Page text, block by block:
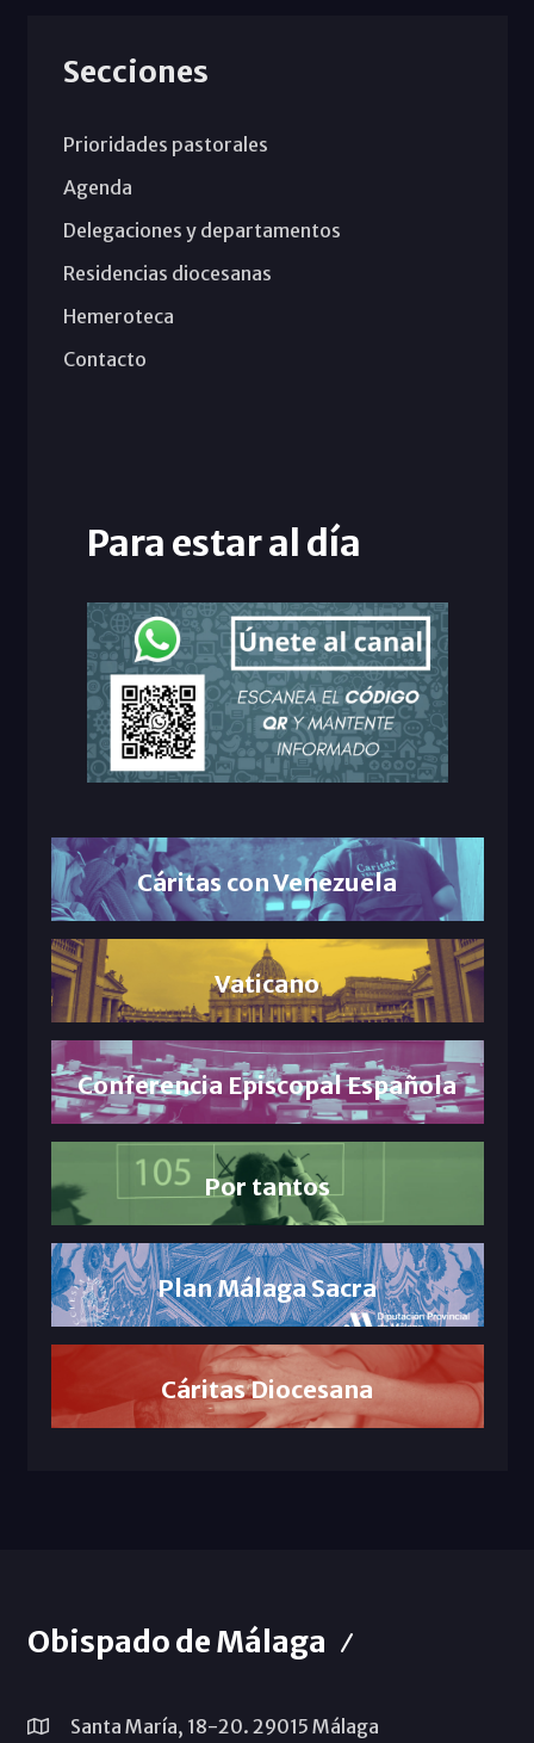
Secciones
Prioridades pastorales
Agenda
Delegaciones y departamentos
Residencias diocesanas
Hemeroteca
Contacto
Para estar al día
Cáritas con Venezuela
Vaticano
Conferencia Episcopal Española
Por tantos
Plan Málaga Sacra
Cáritas Diocesana
Obispado de Málaga
Santa María, 18-20. 29015 Málaga